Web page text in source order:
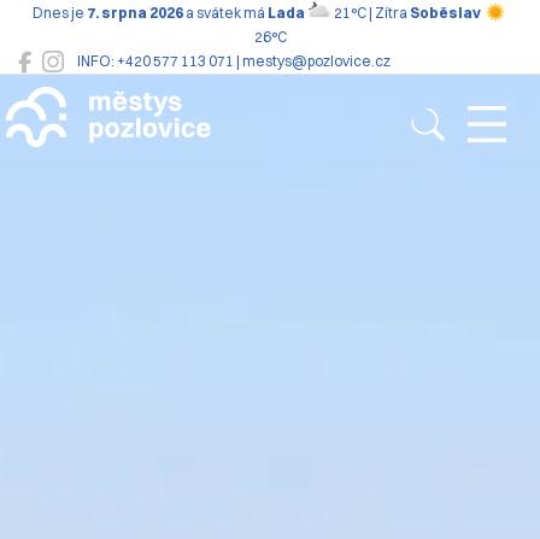
INFO: +420 577 113 071 | mestys@pozlovice.cz
Dnes je 7. srpna 2026 a svátek má Lada 21°C | Zítra Soběslav
26°C
Pozlovice